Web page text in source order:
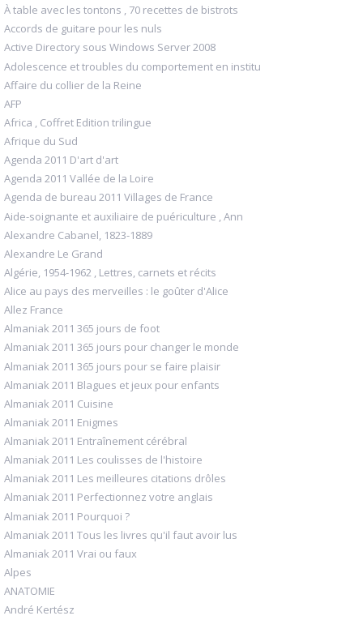
À table avec les tontons , 70 recettes de bistrots
Accords de guitare pour les nuls
Active Directory sous Windows Server 2008
Adolescence et troubles du comportement en institu
Affaire du collier de la Reine
AFP
Africa , Coffret Edition trilingue
Afrique du Sud
Agenda 2011 D'art d'art
Agenda 2011 Vallée de la Loire
Agenda de bureau 2011 Villages de France
Aide-soignante et auxiliaire de puériculture , Ann
Alexandre Cabanel, 1823-1889
Alexandre Le Grand
Algérie, 1954-1962 , Lettres, carnets et récits
Alice au pays des merveilles : le goûter d'Alice
Allez France
Almaniak 2011 365 jours de foot
Almaniak 2011 365 jours pour changer le monde
Almaniak 2011 365 jours pour se faire plaisir
Almaniak 2011 Blagues et jeux pour enfants
Almaniak 2011 Cuisine
Almaniak 2011 Enigmes
Almaniak 2011 Entraînement cérébral
Almaniak 2011 Les coulisses de l'histoire
Almaniak 2011 Les meilleures citations drôles
Almaniak 2011 Perfectionnez votre anglais
Almaniak 2011 Pourquoi ?
Almaniak 2011 Tous les livres qu'il faut avoir lus
Almaniak 2011 Vrai ou faux
Alpes
ANATOMIE
André Kertész